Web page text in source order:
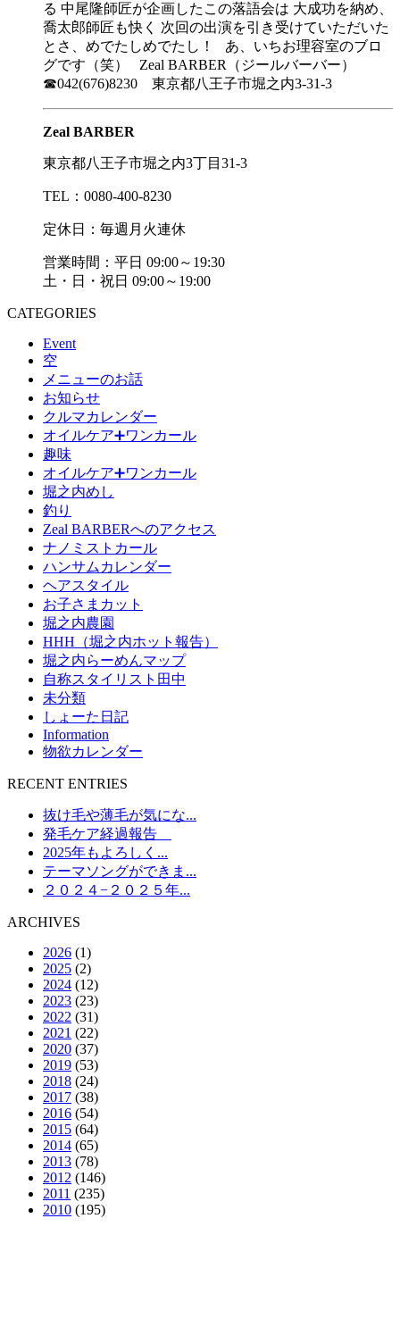
る 中尾隆師匠が企画したこの落語会は 大成功を納め、
喬太郎師匠も快く 次回の出演を引き受けていただいた
とさ、めでたしめでたし！ あ、いちお理容室のブロ
グです（笑） Zeal BARBER（ジールバーバー）
☎042(676)8230 東京都八王子市堀之内3-31-3
Zeal BARBER
東京都八王子市堀之内3丁目31-3
TEL：0080-400-8230
定休日：毎週月火連休
営業時間：平日 09:00～19:30
土・日・祝日 09:00～19:00
CATEGORIES
Event
空
メニューのお話
お知らせ
クルマカレンダー
オイルケア➕ワンカール
趣味
オイルケア➕ワンカール
堀之内めし
釣り
Zeal BARBERへのアクセス
ナノミストカール
ハンサムカレンダー
ヘアスタイル
お子さまカット
堀之内農園
HHH（堀之内ホット報告）
堀之内らーめんマップ
自称スタイリスト田中
未分類
しょーた日記
Information
物欲カレンダー
RECENT ENTRIES
抜け毛や薄毛が気にな...
発毛ケア経過報告
2025年もよろしく...
テーマソングができま...
２０２４−２０２５年...
ARCHIVES
2026 (1)
2025 (2)
2024 (12)
2023 (23)
2022 (31)
2021 (22)
2020 (37)
2019 (53)
2018 (24)
2017 (38)
2016 (54)
2015 (64)
2014 (65)
2013 (78)
2012 (146)
2011 (235)
2010 (195)